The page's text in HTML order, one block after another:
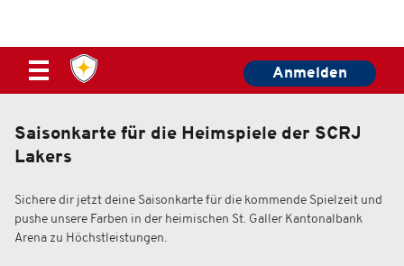
Anmelden
Saisonkarte für die Heimspiele der SCRJ
Lakers
Sichere dir jetzt deine Saisonkarte für die kommende Spielzeit und
pushe unsere Farben in der heimischen St. Galler Kantonalbank
Arena zu Höchstleistungen.